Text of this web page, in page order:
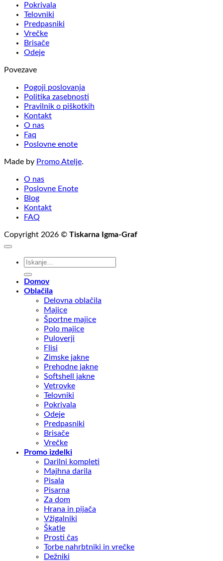
Pokrivala
Telovniki
Predpasniki
Vrečke
Brisače
Odeje
Povezave
Pogoji poslovanja
Politika zasebnosti
Pravilnik o piškotkih
Kontakt
O nas
Faq
Poslovne enote
Made by Promo Atelje.
O nas
Poslovne Enote
Blog
Kontakt
FAQ
Copyright 2026 © Tiskarna Igma-Graf
Išči:
Domov
Oblačila
Delovna oblačila
Majice
Športne majice
Polo majice
Puloverji
Flisi
Zimske jakne
Prehodne jakne
Softshell jakne
Vetrovke
Telovniki
Pokrivala
Odeje
Predpasniki
Brisače
Vrečke
Promo izdelki
Darilni kompleti
Majhna darila
Pisala
Pisarna
Za dom
Hrana in pijača
Vžigalniki
Škatle
Prosti čas
Torbe nahrbtniki in vrečke
Dežniki